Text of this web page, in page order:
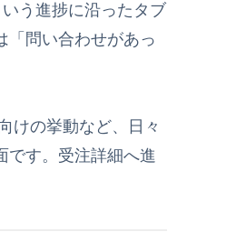
う進捗に沿ったタブ
「問い合わせがあっ
けの挙動など、日々
です。受注詳細へ進